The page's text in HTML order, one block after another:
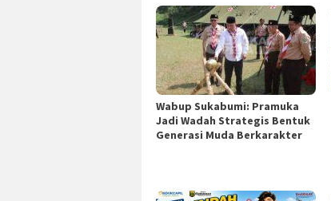
Wabup Sukabumi: Pramuka
Jadi Wadah Strategis Bentuk
Generasi Muda Berkarakter